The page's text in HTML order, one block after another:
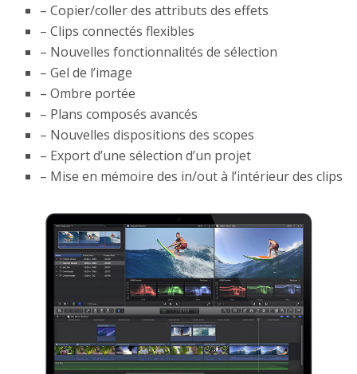
– Copier/coller des attributs des effets
– Clips connectés flexibles
– Nouvelles fonctionnalités de sélection
– Gel de l’image
– Ombre portée
– Plans composés avancés
– Nouvelles dispositions des scopes
– Export d’une sélection d’un projet
– Mise en mémoire des in/out à l’intérieur des clips